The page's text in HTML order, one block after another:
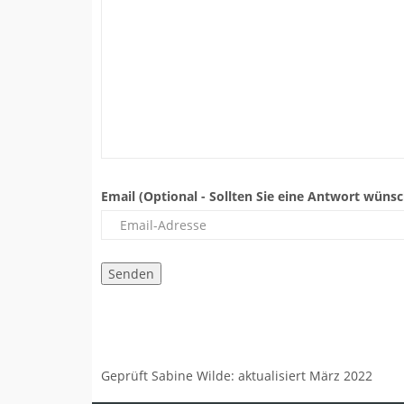
Email (Optional - Sollten Sie eine Antwort
Geprüft Sabine Wilde: aktualisiert März 2022